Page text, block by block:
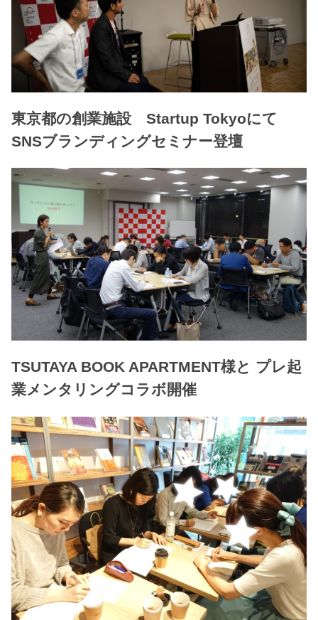
東京都の創業施設 Startup Tokyoにて
SNSブランディングセミナー登壇
TSUTAYA BOOK APARTMENT様と プレ起
業メンタリングコラボ開催